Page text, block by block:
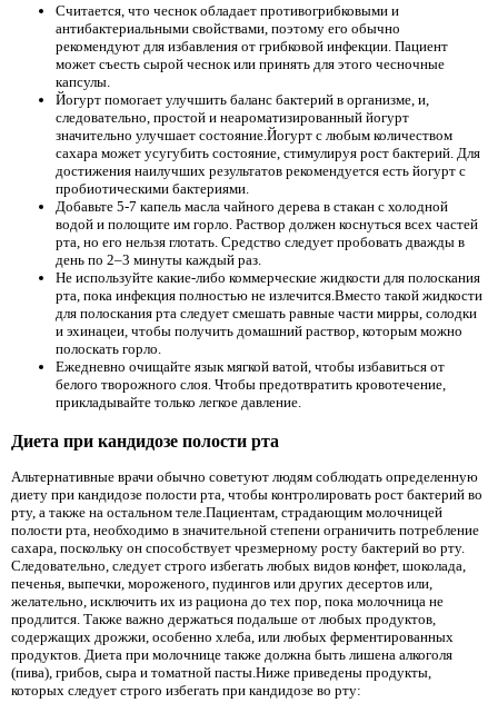
Считается, что чеснок обладает противогрибковыми и
антибактериальными свойствами, поэтому его обычно
рекомендуют для избавления от грибковой инфекции. Пациент
может съесть сырой чеснок или принять для этого чесночные
капсулы.
Йогурт помогает улучшить баланс бактерий в организме, и,
следовательно, простой и неароматизированный йогурт
значительно улучшает состояние.Йогурт с любым количеством
сахара может усугубить состояние, стимулируя рост бактерий. Для
достижения наилучших результатов рекомендуется есть йогурт с
пробиотическими бактериями.
Добавьте 5-7 капель масла чайного дерева в стакан с холодной
водой и полощите им горло. Раствор должен коснуться всех частей
рта, но его нельзя глотать. Средство следует пробовать дважды в
день по 2–3 минуты каждый раз.
Не используйте какие-либо коммерческие жидкости для полоскания
рта, пока инфекция полностью не излечится.Вместо такой жидкости
для полоскания рта следует смешать равные части мирры, солодки
и эхинацеи, чтобы получить домашний раствор, которым можно
полоскать горло.
Ежедневно очищайте язык мягкой ватой, чтобы избавиться от
белого творожного слоя. Чтобы предотвратить кровотечение,
прикладывайте только легкое давление.
Диета при кандидозе полости рта
Альтернативные врачи обычно советуют людям соблюдать определенную
диету при кандидозе полости рта, чтобы контролировать рост бактерий во
рту, а также на остальном теле.Пациентам, страдающим молочницей
полости рта, необходимо в значительной степени ограничить потребление
сахара, поскольку он способствует чрезмерному росту бактерий во рту.
Следовательно, следует строго избегать любых видов конфет, шоколада,
печенья, выпечки, мороженого, пудингов или других десертов или,
желательно, исключить их из рациона до тех пор, пока молочница не
продлится. Также важно держаться подальше от любых продуктов,
содержащих дрожжи, особенно хлеба, или любых ферментированных
продуктов. Диета при молочнице также должна быть лишена алкоголя
(пива), грибов, сыра и томатной пасты.Ниже приведены продукты,
которых следует строго избегать при кандидозе во рту: